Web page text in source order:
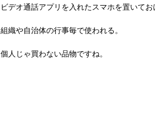
ビデオ通話アプリを入れたスマホを置いて
組織や自治体の行事毎で使われる。
個人じゃ買わない品物ですね。